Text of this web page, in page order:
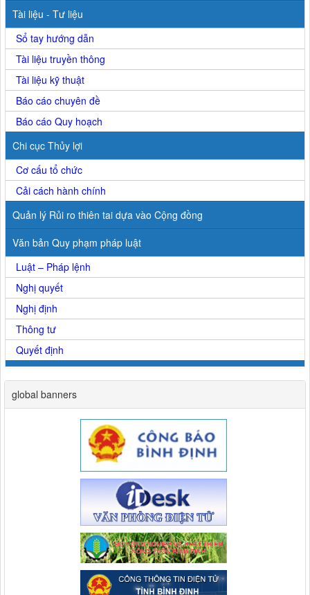
Tài liệu - Tư liệu
Sổ tay hướng dẫn
Tài liệu truyền thông
Tài liệu kỹ thuật
Báo cáo chuyên đề
Báo cáo Quy hoạch
Chi cục Thủy lợi
Cơ cấu tổ chức
Cải cách hành chính
Quản lý Rủi ro thiên tai dựa vào Cộng đồng
Văn bản Quy phạm pháp luật
Luật – Pháp lệnh
Nghị quyết
Nghị định
Thông tư
Quyết định
global banners